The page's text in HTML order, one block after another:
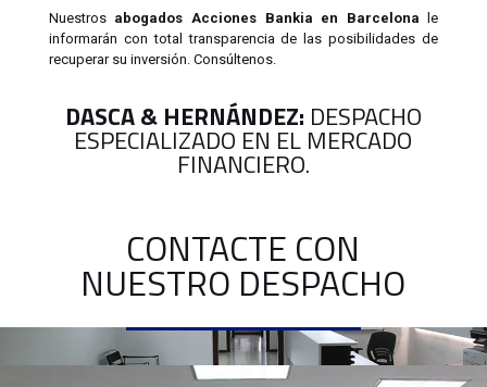
Nuestros abogados Acciones Bankia en Barcelona le
informarán con total transparencia de las posibilidades de
recuperar su inversión. Consúltenos.
DASCA & HERNÁNDEZ: DESPACHO
ESPECIALIZADO EN EL MERCADO
FINANCIERO.
CONTACTE CON
NUESTRO DESPACHO